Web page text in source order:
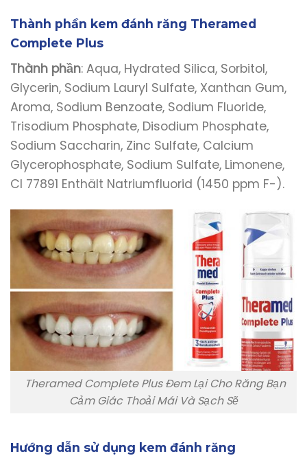
Thành phần kem đánh răng Theramed
Complete Plus
Thành phần: Aqua, Hydrated Silica, Sorbitol,
Glycerin, Sodium Lauryl Sulfate, Xanthan Gum,
Aroma, Sodium Benzoate, Sodium Fluoride,
Trisodium Phosphate, Disodium Phosphate,
Sodium Saccharin, Zinc Sulfate, Calcium
Glycerophosphate, Sodium Sulfate, Limonene,
Cl 77891 Enthält Natriumfluorid (1450 ppm F-).
Theramed Complete Plus Đem Lại Cho Răng Bạn
Cảm Giác Thoải Mái Và Sạch Sẽ
Hướng dẫn sử dụng kem đánh răng